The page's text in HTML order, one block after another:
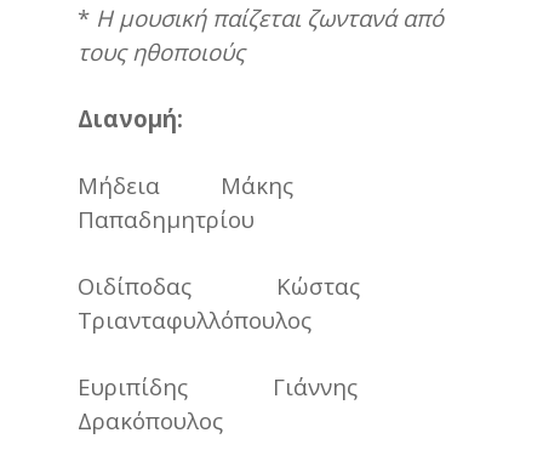
* Η μουσική παίζεται ζωντανά από
τους ηθοποιούς
Διανομή:
Μήδεια Μάκης
Παπαδημητρίου
Οιδίποδας Κώστας
Τριανταφυλλόπουλος
Ευριπίδης Γιάννης
Δρακόπουλος